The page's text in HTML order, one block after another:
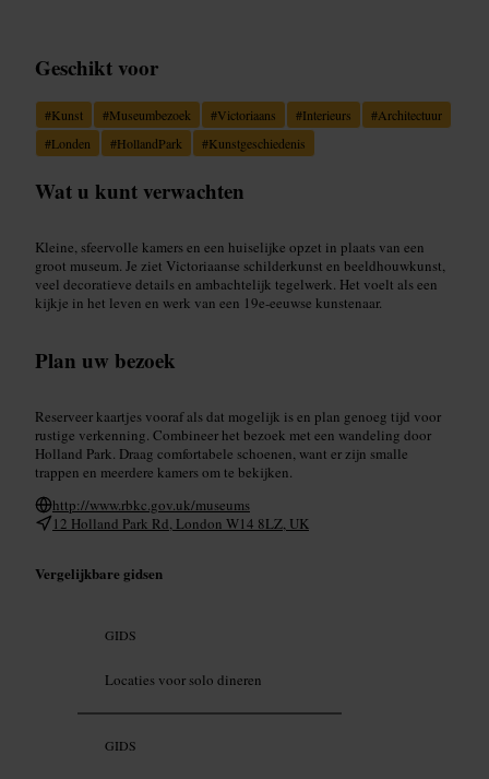
Geschikt voor
#Kunst #Museumbezoek #Victoriaans #Interieurs #Architectuur
#Londen #HollandPark #Kunstgeschiedenis
Wat u kunt verwachten
Kleine, sfeervolle kamers en een huiselijke opzet in plaats van een
groot museum. Je ziet Victoriaanse schilderkunst en beeldhouwkunst,
veel decoratieve details en ambachtelijk tegelwerk. Het voelt als een
kijkje in het leven en werk van een 19e-eeuwse kunstenaar.
Plan uw bezoek
Reserveer kaartjes vooraf als dat mogelijk is en plan genoeg tijd voor
rustige verkenning. Combineer het bezoek met een wandeling door
Holland Park. Draag comfortabele schoenen, want er zijn smalle
trappen en meerdere kamers om te bekijken.
http://www.rbkc.gov.uk/museums
12 Holland Park Rd, London W14 8LZ, UK
Vergelijkbare gidsen
GIDS
Locaties voor solo dineren
GIDS